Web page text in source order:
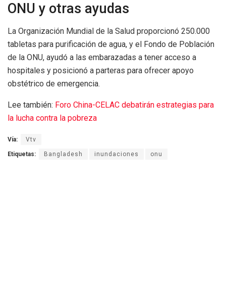
ONU y otras ayudas
La Organización Mundial de la Salud proporcionó 250.000
tabletas para purificación de agua, y el Fondo de Población
de la ONU, ayudó a las embarazadas a tener acceso a
hospitales y posicionó a parteras para ofrecer apoyo
obstétrico de emergencia.
Lee también: Foro China-CELAC debatirán estrategias para
la lucha contra la pobreza
Vía: Vtv
Etiquetas: Bangladesh inundaciones onu